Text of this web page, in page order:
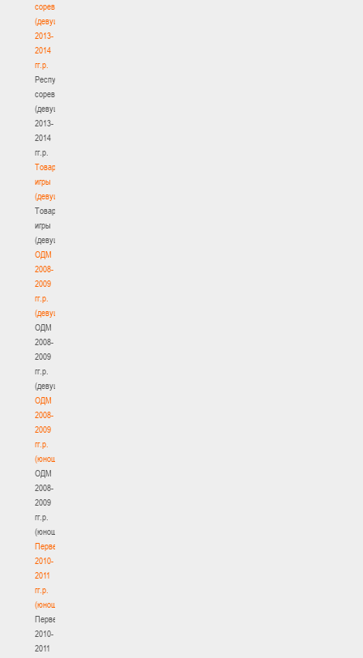
соревнования
(девушки)
2013-
2014
гг.р.
Республиканские
соревнования
(девушки)
2013-
2014
гг.р.
Товарищеские
игры
(девушки)
Товарищеские
игры
(девушки)
ОДМ
2008-
2009
гг.р.
(девушки)
ОДМ
2008-
2009
гг.р.
(девушки)
ОДМ
2008-
2009
гг.р.
(юноши)
ОДМ
2008-
2009
гг.р.
(юноши)
Первенство
2010-
2011
гг.р.
(юноши)
Первенство
2010-
2011